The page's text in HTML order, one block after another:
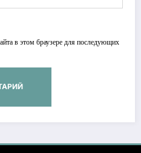
в этом браузере для последующих